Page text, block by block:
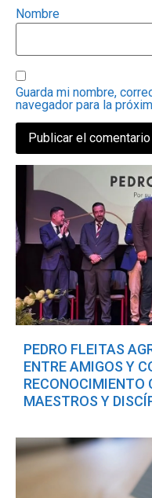
Nombre
Guarda mi nombre,
navegador para la
PEDRO FLEITAS
ENTRE AMIGOS Y
RECONOCIMIENTO
MAESTROS Y